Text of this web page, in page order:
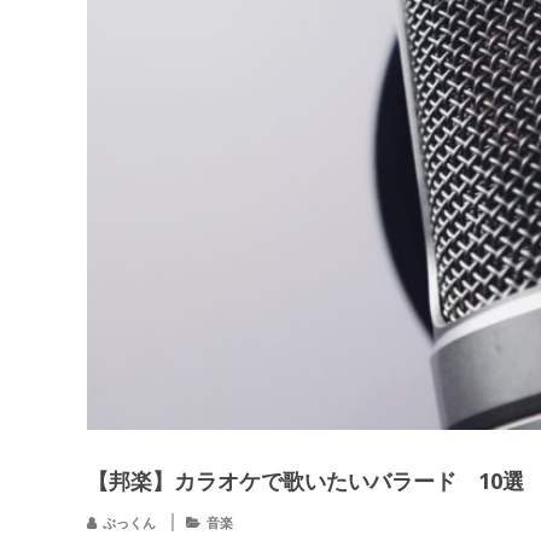
【邦楽】カラオケで歌いたいバラード 10
ぶっくん 音楽